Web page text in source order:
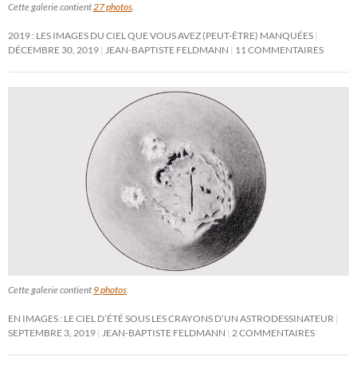
Cette galerie contient27 photos.
2019 : LES IMAGES DU CIEL QUE VOUS AVEZ (PEUT-ÊTRE) MANQUÉES
DÉCEMBRE 30, 2019 JEAN-BAPTISTE FELDMANN 11 COMMENTAIRES
Cette galerie contient 9 photos.
EN IMAGES : LE CIEL D’ÉTÉ SOUS LES CRAYONS D’UN ASTRODESSINATEUR
SEPTEMBRE 3, 2019 JEAN-BAPTISTE FELDMANN 2 COMMENTAIRES